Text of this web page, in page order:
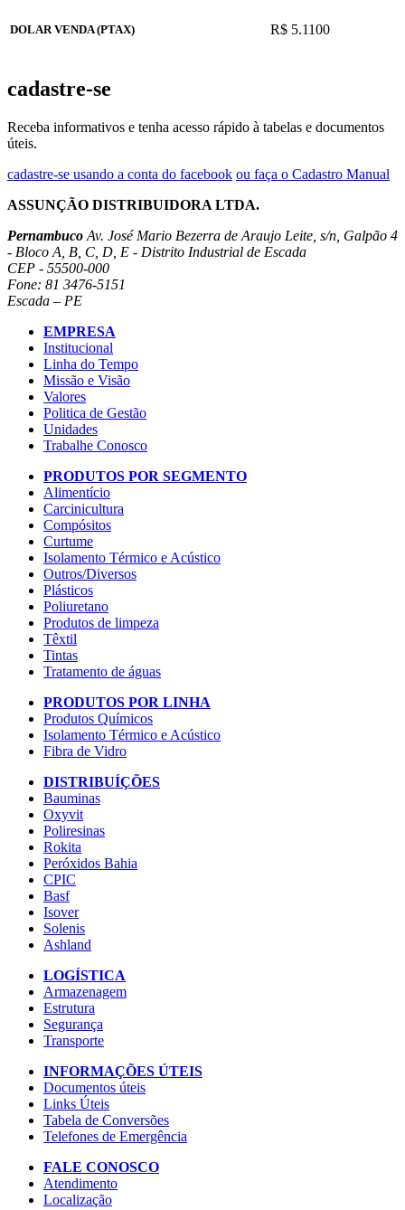
DOLAR VENDA (PTAX) R$ 5.1100
cadastre-se
Receba informativos e tenha acesso rápido à tabelas e documentos
úteis.
cadastre-se usando a conta do facebook ou faça o Cadastro Manual
ASSUNÇÃO DISTRIBUIDORA LTDA.
Pernambuco Av. José Mario Bezerra de Araujo Leite, s/n, Galpão 4
- Bloco A, B, C, D, E - Distrito Industrial de Escada
CEP - 55500-000
Fone: 81 3476-5151
Escada – PE
EMPRESA
Institucional
Linha do Tempo
Missão e Visão
Valores
Politica de Gestão
Unidades
Trabalhe Conosco
PRODUTOS POR SEGMENTO
Alimentício
Carcinicultura
Compósitos
Curtume
Isolamento Térmico e Acústico
Outros/Diversos
Plásticos
Poliuretano
Produtos de limpeza
Têxtil
Tintas
Tratamento de águas
PRODUTOS POR LINHA
Produtos Químicos
Isolamento Térmico e Acústico
Fibra de Vidro
DISTRIBUÍÇÕES
Bauminas
Oxyvit
Poliresinas
Rokita
Peróxidos Bahia
CPIC
Basf
Isover
Solenis
Ashland
LOGÍSTICA
Armazenagem
Estrutura
Segurança
Transporte
INFORMAÇÕES ÚTEIS
Documentos úteis
Links Úteis
Tabela de Conversões
Telefones de Emergência
FALE CONOSCO
Atendimento
Localização